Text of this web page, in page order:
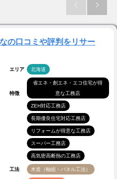
 
の口コミや評判をリサー
エリア 北海道
特徴
省エネ・創エネ・エコ住宅が得
意な工務店
ZEH対応工務店
長期優良住宅対応工務店
リフォームが得意な工務店
スーパー工務店
高気密高断熱の工務店
工法 木造（軸組・パネル工法）